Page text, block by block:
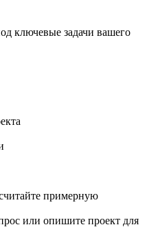
ключевые задачи вашего
примерную
или опишите проект для